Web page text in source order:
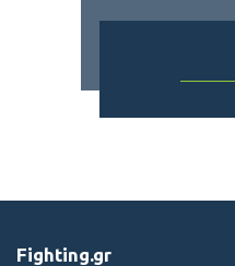
Fighting.gr